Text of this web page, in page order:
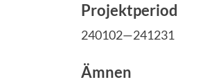
Projektperiod
240102—241231
Ämnen